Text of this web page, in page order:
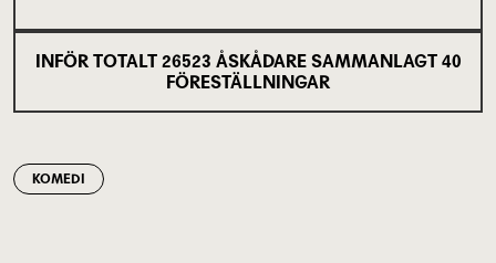
INFÖR TOTALT 26523 ÅSKÅDARE SAMMANLAGT 40
FÖRESTÄLLNINGAR
KOMEDI